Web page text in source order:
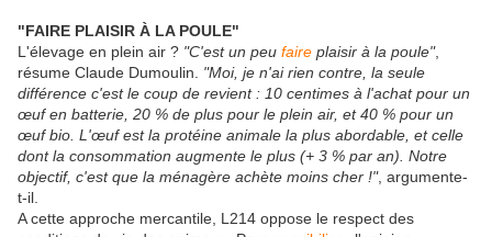
"FAIRE PLAISIR À LA POULE"
L'élevage en plein air ? "C'est un peu faire plaisir à la poule",
résume Claude Dumoulin. "Moi, je n'ai rien contre, la seule
différence c'est le coup de revient : 10 centimes à l'achat pour un
œuf en batterie, 20 % de plus pour le plein air, et 40 % pour un
œuf bio. L'œuf est la protéine animale la plus abordable, et celle
dont la consommation augmente le plus (+ 3 % par an). Notre
objectif, c'est que la ménagère achète moins cher !", argumente-
t-il.
A cette approche mercantile, L214 oppose le respect des